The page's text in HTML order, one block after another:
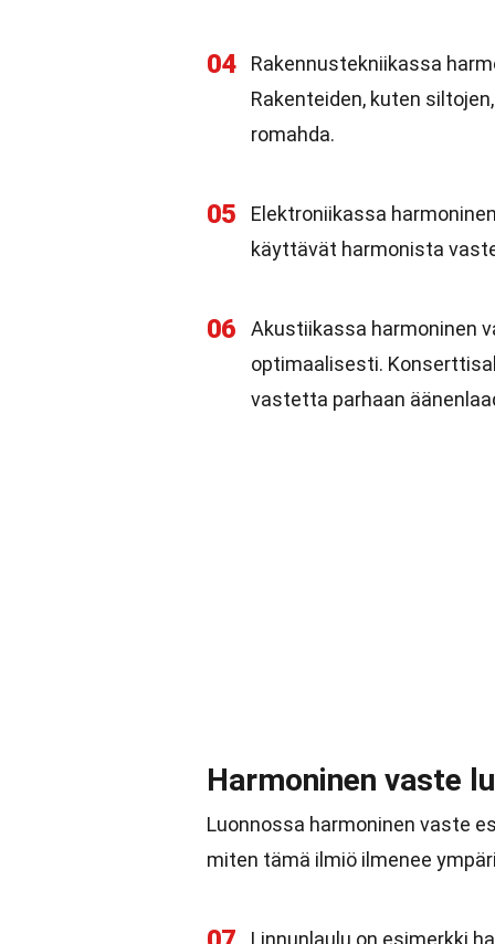
04
Rakennustekniikassa
Rakenteiden, kuten
romahda.
05
Elektroniikassa
käyttävät harmonista
06
Akustiikassa harmoninen
optimaalisesti.
vastetta parhaan
Harmoninen vaste
Luonnossa harmoninen vaste
miten tämä ilmiö ilmenee
Linnunlaulu on esimerkki